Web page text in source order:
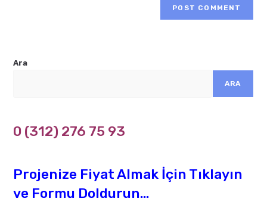
Ara
ARA
0 (312) 276 75 93
Projenize Fiyat Almak İçin Tıklayın
ve Formu Doldurun...